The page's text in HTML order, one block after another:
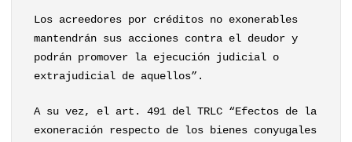
Los acreedores por créditos no exonerables
mantendrán sus acciones contra el deudor y
podrán promover la ejecución judicial o
extrajudicial de aquellos”.
A su vez, el art. 491 del TRLC “Efectos de la
exoneración respecto de los bienes conyugales